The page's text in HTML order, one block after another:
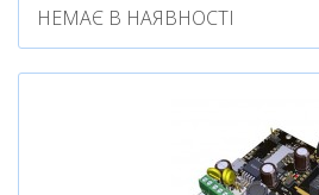
НЕМАЄ В НАЯВНОСТІ